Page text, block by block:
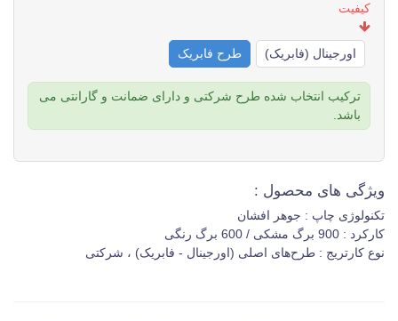
کیفیت
اورجینال (فابریک) طرح فابریک
ترکیب انتخاب شده طرح شرکتی و دارای ضمانت و گارانتی می
باشد.
ویژگی های محصول :
تکنولوژی چاپ : جوهر افشان
کارکرد : 900 برگ مشکی / 600 برگ رنگی
نوع کارتریج : طرح‌های اصلی (اورجینال - فابریک) ، شرکتی